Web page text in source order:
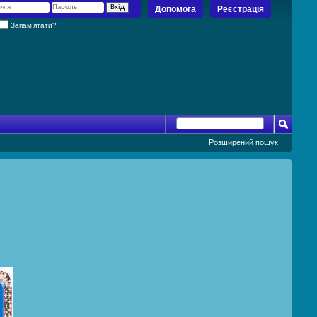
Реєстрація
Допомога
Запам’ятати?
Розширений пошук